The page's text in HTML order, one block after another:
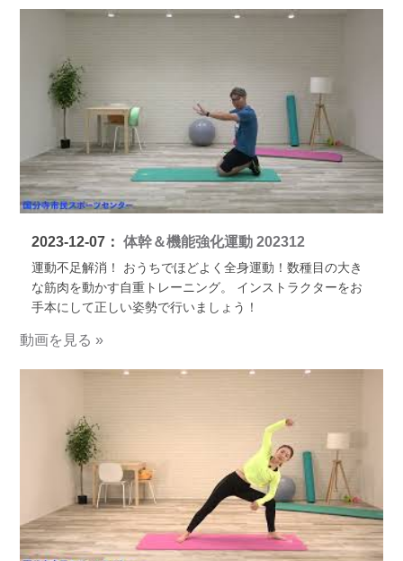
2023-12-07： 体幹＆機能強化運動 202312
運動不足解消！ おうちでほどよく全身運動！数種目の大き
な筋肉を動かす自重トレーニング。 インストラクターをお
手本にして正しい姿勢で行いましょう！
動画を見る »